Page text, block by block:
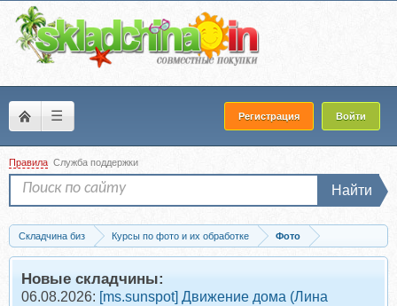
☰ Регистрация Войти
Правила Служба поддержки
Найти
Складчина биз Курсы по фото и их обработке
Фото
Скачать [amlab.me] Основы фотографии (Сергей Сараханов)
Новые складчины:
06.08.2026: [ms.sunspot] Движение дома (Лина